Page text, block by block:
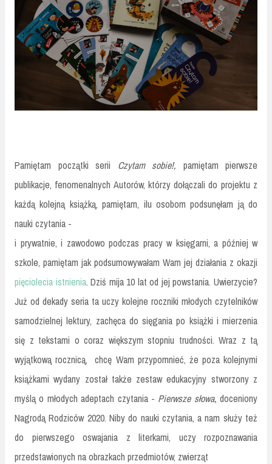
Pamiętam początki serii Czytam sobie!, pamiętam pierwsze
publikacje, fenomenalnych Autorów, którzy dołączali do projektu z
każdą kolejną książką, pamiętam, ilu osobom podsunęłam ją do
nauki czytania -
i prywatnie, i zawodowo podczas pracy w księgarni, a później w
szkole, pamiętam jak podsumowywałam Wam jej działania z okazji
pięciolecia istnienia. Dziś mija 10 lat od jej powstania. Uwierzycie?
Już od dekady seria ta uczy kolejne roczniki młodych czytelników
samodzielnej lektury, zachęca do sięgania po książki i mierzenia
się z tekstami o coraz większym stopniu trudności. Wraz z tą
wyjątkową rocznicą, chcę Wam przypomnieć, że poza kolejnymi
książkami wydany został także zestaw edukacyjny stworzony z
myślą o młodych adeptach czytania - Pierwsze słowa, doceniony
Nagrodą Rodziców 2020. Niby do nauki czytania, a nam służy też
do pierwszego oswajania z literkami, uczy rozpoznawania
przedstawionych na obrazkach przedmiotów, zwierząt